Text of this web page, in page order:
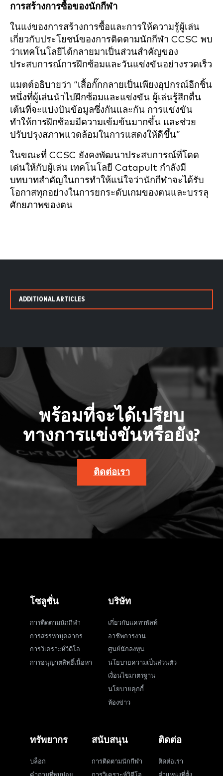
การสร้างการซื้อของนักกีฬา
ในแง่ของการสร้างการซื้อและการให้ความรู้ผู้เล่น
เกี่ยวกับประโยชน์ของการติดตามนักกีฬา CCSC พบ
ว่าเทคโนโลยีได้กลายมาเป็นส่วนสำคัญของ
ประสบการณ์การฝึกซ้อมและวันแข่งขันอย่างรวดเร็ว
แมตต์อธิบายว่า “เสื้อกั๊กกลายเป็นเพียงอุปกรณ์อีกชิ้น
หนึ่งที่ผู้เล่นนำไปฝึกซ้อมและแข่งขัน ผู้เล่นรู้สึกตื่น
เต้นที่จะแบ่งปันข้อมูลซึ่งกันและกัน การแข่งขัน
ทำให้การฝึกซ้อมมีความเข้มข้นมากขึ้น และช่วย
ปรับปรุงสภาพแวดล้อมในการแสดงให้ดีขึ้น”
ในขณะที่ CCSC ยังคงพัฒนาประสบการณ์ที่โดด
เด่นให้กับผู้เล่น เทคโนโลยี Catapult กำลังมี
บทบาทสำคัญในการทำให้แน่ใจว่านักกีฬาจะได้รับ
โอกาสทุกอย่างในการยกระดับเกมของตนและบรรลุ
ศักยภาพของตน
ADDITIONAL ARTICLES
พร้อมที่จะได้เปรียบ
ทางการแข่งขันหรือยัง?
ติดต่อเรา
โซลูชั่น
การติดตามนักกีฬา
การสรรหาบุคลากร
การวิเคราะห์วิดีโอ
การอนุญาตสิทธิ์เนื้อหา
บริษัท
เกี่ยวกับแคทาพัลท์
อาชีพการงาน
ศูนย์นักลงทุน
นโยบายความเป็นส่วนตัว
เงื่อนไขมาตรฐาน
นโยบายคุกกี้
ห้องข่าว
ทรัพยากร
บล็อก
สนับสนุน
การติดตามนักกีฬา
ติดต่อ
ติดต่อเรา